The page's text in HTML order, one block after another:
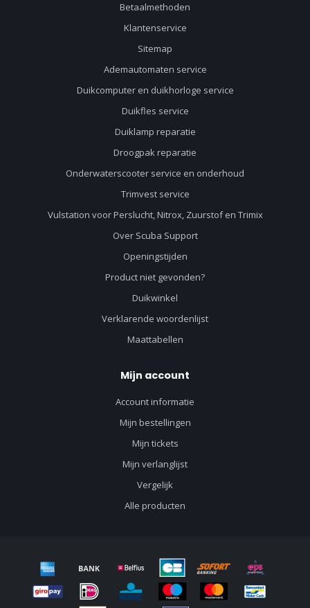
Betaalmethoden
Klantenservice
Sitemap
Ademautomaten service
Duikcomputer en duikhorloge service
Duikfles service
Duiklamp reparatie
Droogpak reparatie
Onderwaterscooter service en onderhoud
Trimvest service
Vulstation voor Perslucht, Nitrox, Zuurstof en Trimix
Over Scuba Support
Openingstijden
Product niet gevonden?
Duikwinkel
Verklarende woordenlijst
Maattabellen
Mijn account
Account informatie
Mijn bestellingen
Mijn tickets
Mijn verlanglijst
Vergelijk
Alle producten